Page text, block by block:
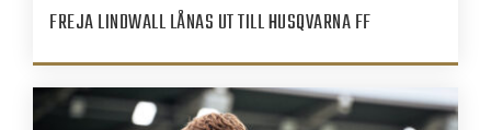
FREJA LINDWALL LÅNAS UT TILL HUSQVARNA FF